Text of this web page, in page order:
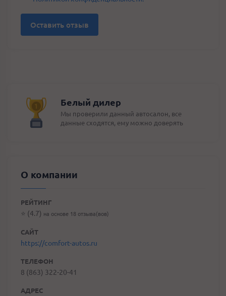
Оставить отзыв
Белый дилер
Мы проверили данный автосалон, все
данные сходятся, ему можно доверять
О компании
РЕЙТИНГ
⭐️ (4.7) на основе 18 отзыва(вов)
САЙТ
https://comfort-autos.ru
ТЕЛЕФОН
8 (863) 322-20-41
АДРЕС